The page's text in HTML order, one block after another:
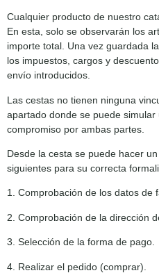
Cualquier producto de nuestro
En esta, solo se observarán los
importe total. Una vez guardada
los impuestos, cargos y
envío introducidos.
Las cestas no tienen ninguna
apartado donde se puede
compromiso por ambas partes.
Desde la cesta se puede hacer
siguientes para su correcta
1. Comprobación de los datos de
2. Comprobación de la dirección
3. Selección de la forma de pago.
4. Realizar el pedido (comprar).